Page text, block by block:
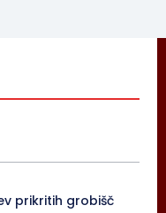
prikritih grobišč